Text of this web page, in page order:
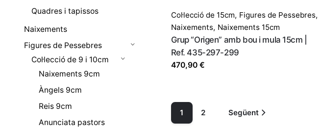
Quadres i tapissos
Naixements
Figures de Pessebres
Col·lecció de 9 i 10cm
Naixements 9cm
Àngels 9cm
Reis 9cm
Anunciata pastors
Col·lecció de 15cm, Figures de Pessebres,
Naixements, Naixements 15cm
Grup “Origen” amb bou i mula 15cm |
Ref. 435-297-299
470,90 €
1 2 Següent